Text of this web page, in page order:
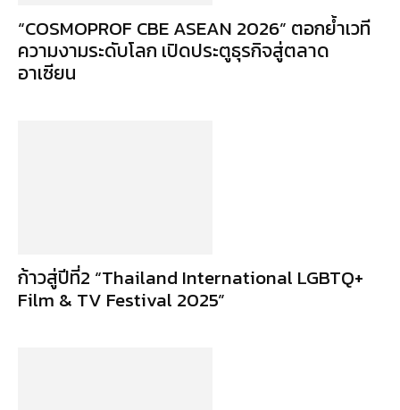
“COSMOPROF CBE ASEAN 2026” ตอกย้ำเวที
ความงามระดับโลก เปิดประตูธุรกิจสู่ตลาด
อาเซียน
ก้าวสู่ปีที่2 “Thailand International LGBTQ+
Film & TV Festival 2025”